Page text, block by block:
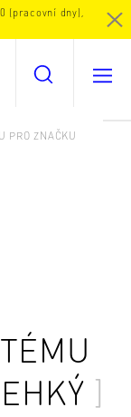
(pracovní dny),
PRO ZNAČKU